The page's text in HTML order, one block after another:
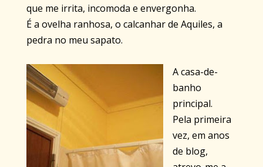
que me irrita, incomoda e envergonha.
É a ovelha ranhosa, o calcanhar de Aquiles, a
pedra no meu sapato.
A casa-de-
banho
principal.
Pela primeira
vez, em anos
de blog,